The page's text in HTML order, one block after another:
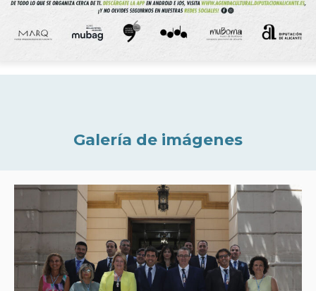
Galería de imágenes